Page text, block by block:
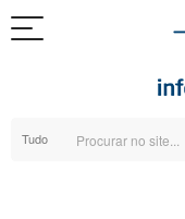
Tudo